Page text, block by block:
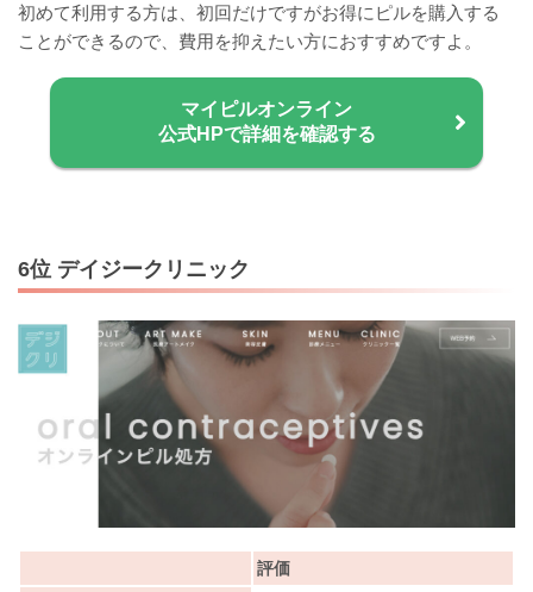
初めて利用する方は、初回だけですがお得にピルを購入する
ことができるので、費用を抑えたい方におすすめですよ。
マイピルオンライン
公式HPで詳細を確認する
6位 デイジークリニック
評価